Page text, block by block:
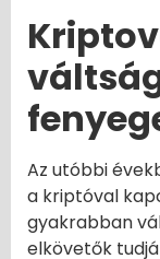
Az utóbbi
a kriptóval
gyakrabban
elkövetők